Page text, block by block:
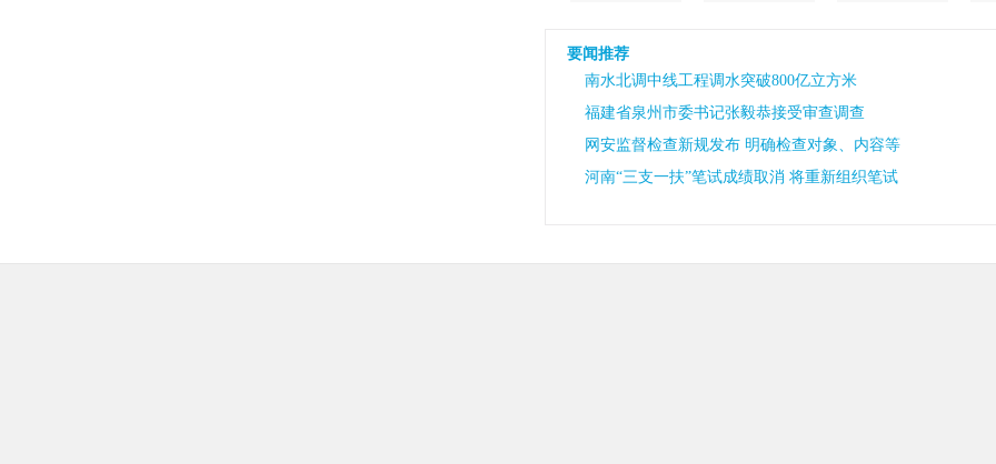
要闻推荐
南水北调中线工程调水突破800亿立方米
福建省泉州市委书记张毅恭接受审查调查
网安监督检查新规发布 明确检查对象、内容等
河南“三支一扶”笔试成绩取消 将重新组织笔试